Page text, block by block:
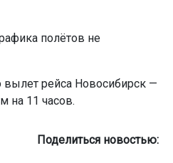
полётов не
вылет рейса Новосибирск —
на 11 часов.
Поделиться новостью: